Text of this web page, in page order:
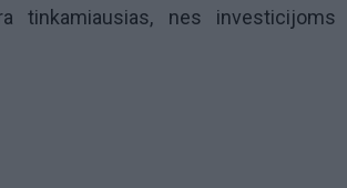
tinkamiausias, nes investicijoms